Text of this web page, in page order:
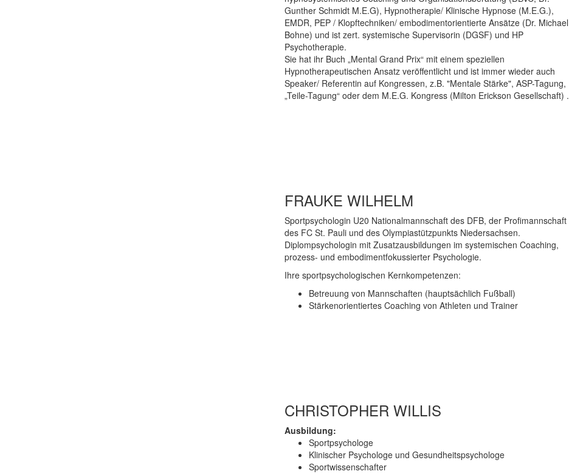
Gunther Schmidt M.E.G), Hypnotherapie/ Klinische Hypnose (M.E.G.),
EMDR, PEP / Klopftechniken/ embodimentorientierte Ansätze (Dr. Michael
Bohne) und ist zert. systemische Supervisorin (DGSF) und HP
Psychotherapie.
Sie hat ihr Buch „Mental Grand Prix“ mit einem speziellen
Hypnotherapeutischen Ansatz veröffentlicht und ist immer wieder auch
Speaker/ Referentin auf Kongressen, z.B. "Mentale Stärke", ASP-Tagung,
„Teile-Tagung“ oder dem M.E.G. Kongress (Milton Erickson Gesellschaft) .
FRAUKE WILHELM
Sportpsychologin U20 Nationalmannschaft des DFB, der Profimannschaft
des FC St. Pauli und des Olympiastützpunkts Niedersachsen.
Diplompsychologin mit Zusatzausbildungen im systemischen Coaching,
prozess- und embodimentfokussierter Psychologie.
Ihre sportpsychologischen Kernkompetenzen:
Betreuung von Mannschaften (hauptsächlich Fußball)
Stärkenorientiertes Coaching von Athleten und Trainer
CHRISTOPHER WILLIS
Ausbildung:
Sportpsychologe
Klinischer Psychologe und Gesundheitspsychologe
Sportwissenschafter